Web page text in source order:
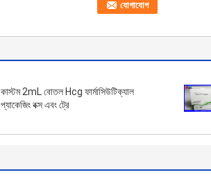
কাস্টম 2mL বোতল Hcg ফার্মাসিউটিক্যাল
প্যাকেজিং বক্স এবং ট্রে